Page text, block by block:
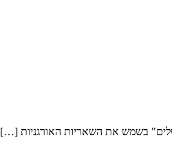
בשמש את השאריות האורגניות […]